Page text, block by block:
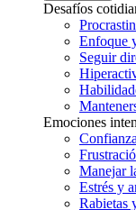
Desafíos
Enfoque
Seguir
Emociones
Manejar
Estrés y
Rabietas